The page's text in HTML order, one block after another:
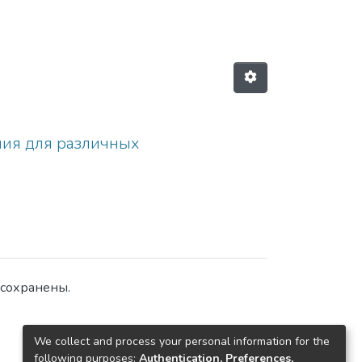
для различных
We collect and process your personal information for the
following purposes: Authentication, Preferences,